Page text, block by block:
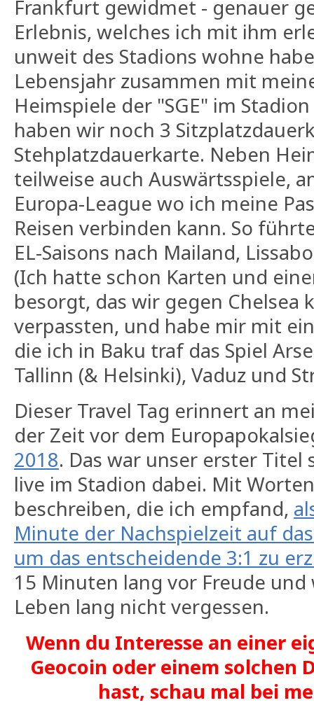
Frankfurt gewidmet - genauer
Erlebnis, welches ich mit ihm
unweit des Stadions wohne
Lebensjahr zusammen mit
Heimspiele der "SGE" im
haben wir noch 3
Stehplatzdauerkarte. Neben
teilweise auch Auswärtsspiele,
Europa-League wo ich meine
Reisen verbinden kann. So
EL-Saisons nach Mailand,
(Ich hatte schon Karten und
besorgt, das wir gegen
verpassten, und habe mir mit
die ich in Baku traf das Spiel
Tallinn (& Helsinki), Vaduz und
Dieser Travel Tag erinnert an
der Zeit vor dem
2018. Das war unser erster Titel
live im Stadion dabei. Mit
beschreiben, die ich empfand,
Minute der Nachspielzeit auf
um das entscheidende 3:1 zu
15 Minuten lang vor Freude
Leben lang nicht vergessen.
Wenn du Interesse an einer
Geocoin oder einem solchen
hast, schau mal bei